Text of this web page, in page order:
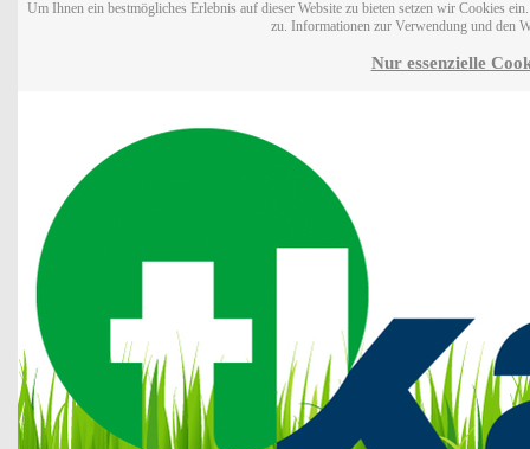
Um Ihnen ein bestmögliches Erlebnis auf dieser Website zu bieten setzen wir Cookies
zu. Informationen zur Verwendung und den
Nur essenzielle